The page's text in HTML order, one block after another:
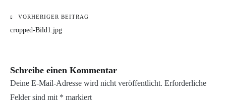
Beitragsnavigation
VORHERIGER BEITRAG
cropped-Bild1.jpg
Schreibe einen Kommentar
Deine E-Mail-Adresse wird nicht veröffentlicht. Erforderliche
Felder sind mit * markiert